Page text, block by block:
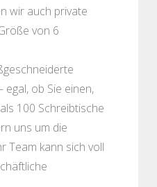
wir auch private
von 6
ob Sie einen,
100 Schreibtische
uns um die
Team kann sich voll